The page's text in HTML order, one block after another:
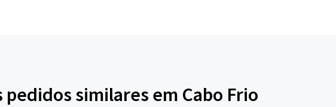
pedidos similares em Cabo Frio